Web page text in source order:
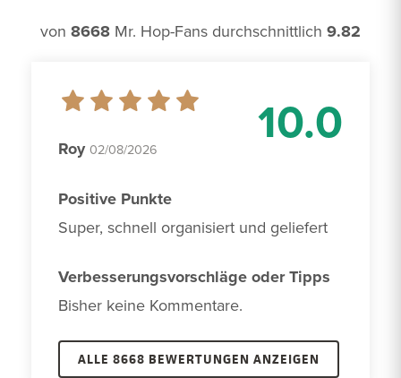
von 8668 Mr. Hop-Fans durchschnittlich 9.82
10.0
Roy 02/08/2026
Positive Punkte
Super, schnell organisiert und geliefert
Verbesserungsvorschläge oder Tipps
Bisher keine Kommentare.
ALLE 8668 BEWERTUNGEN ANZEIGEN